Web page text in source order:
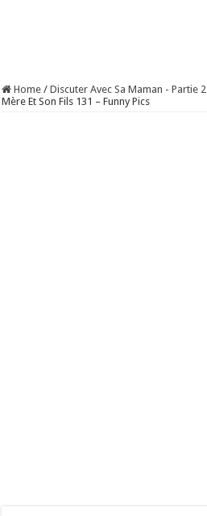
Home / Discuter Avec Sa Maman - Partie 2
Mère Et Son Fils 131 – Funny Pics